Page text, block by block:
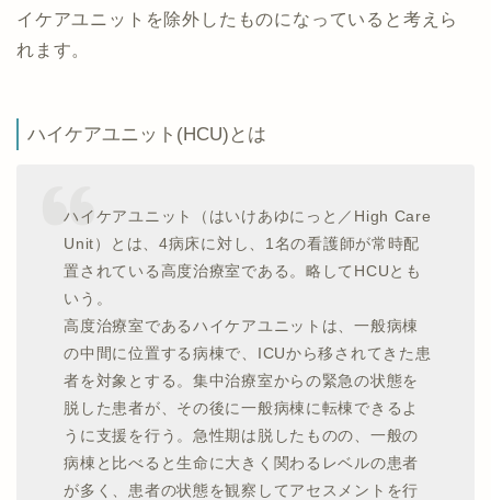
イケアユニットを除外したものになっていると考えら
れます。
ハイケアユニット(HCU)とは
ハイケアユニット（はいけあゆにっと／High Care
Unit）とは、4病床に対し、1名の看護師が常時配
置されている高度治療室である。略してHCUとも
いう。
高度治療室であるハイケアユニットは、一般病棟
の中間に位置する病棟で、ICUから移されてきた患
者を対象とする。集中治療室からの緊急の状態を
脱した患者が、その後に一般病棟に転棟できるよ
うに支援を行う。急性期は脱したものの、一般の
病棟と比べると生命に大きく関わるレベルの患者
が多く、患者の状態を観察してアセスメントを行